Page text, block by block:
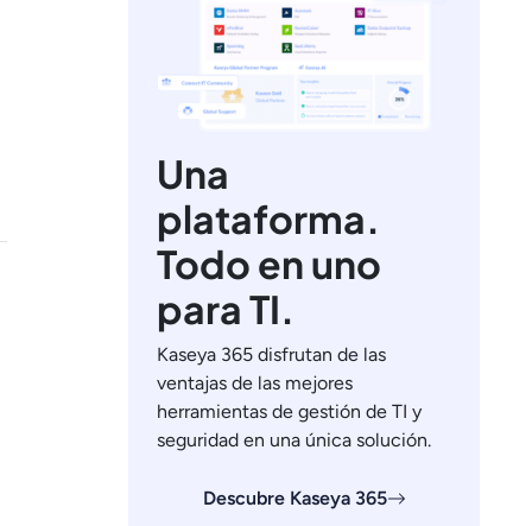
Una
plataforma.
Todo en uno
para TI.
Kaseya 365 disfrutan de las
ventajas de las mejores
herramientas de gestión de TI y
seguridad en una única solución.
Descubre Kaseya 365